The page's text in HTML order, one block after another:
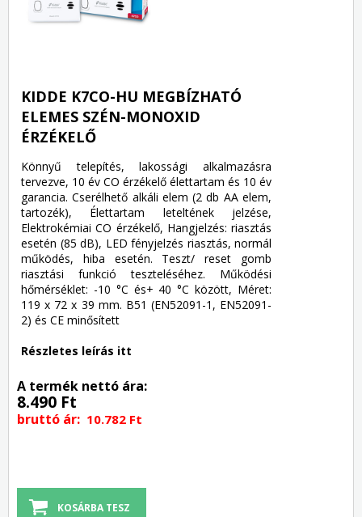
KIDDE K7CO-HU MEGBÍZHATÓ
ELEMES SZÉN-MONOXID
ÉRZÉKELŐ
Könnyű telepítés, lakossági alkalmazásra
tervezve, 10 év CO érzékelő élettartam és 10 év
garancia. Cserélhető alkáli elem (2 db AA elem,
tartozék), Élettartam leteltének jelzése,
Elektrokémiai CO érzékelő, Hangjelzés: riasztás
esetén (85 dB), LED fényjelzés riasztás, normál
működés, hiba esetén. Teszt/ reset gomb
riasztási funkció teszteléséhez. Működési
hőmérséklet: -10 °C és+ 40 °C között, Méret:
119 x 72 x 39 mm. B51 (EN52091-1, EN52091-
2) és CE minősített
Részletes leírás itt
A termék nettó ára:
8.490 Ft
bruttó ár: 10.782 Ft